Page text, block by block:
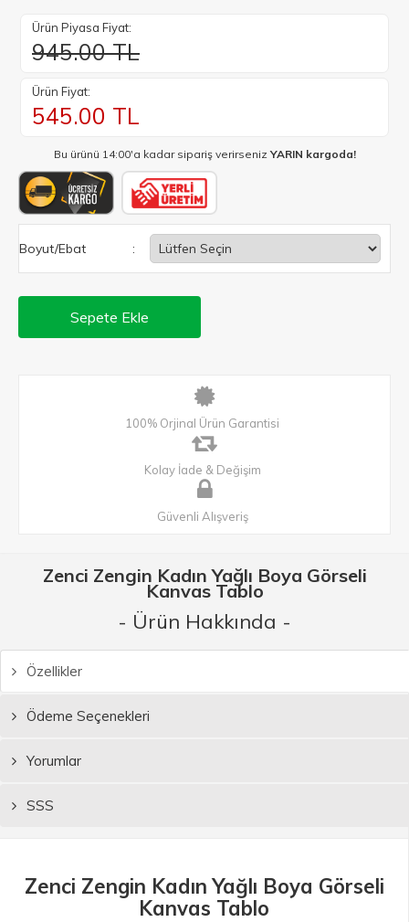
Ürün Piyasa Fiyat:
945.00 TL
Ürün Fiyat:
545.00 TL
Bu ürünü 14:00'a kadar sipariş verirsenizYARIN kargoda!
Boyut/Ebat :
Sepete Ekle
100% Orjinal Ürün Garantisi
Kolay İade & Değişim
Güvenli Alışveriş
Zenci Zengin Kadın Yağlı Boya Görseli
Kanvas Tablo
- Ürün Hakkında -
Özellikler
Ödeme Seçenekleri
Yorumlar
SSS
Zenci Zengin Kadın Yağlı Boya Görseli
Kanvas Tablo